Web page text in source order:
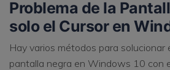
Problema de la
solo el Cursor en
Hay varios métodos para solucionar
pantalla negra en Windows 10 con